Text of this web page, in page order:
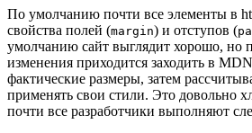
По умолчанию почти все элементы в
свойства полей (margin) и отступов (
умолчанию сайт выглядит хорошо, но
изменения приходится заходить в
фактические размеры, затем
применять свои стили. Это довольно
почти все разработчики выполняют